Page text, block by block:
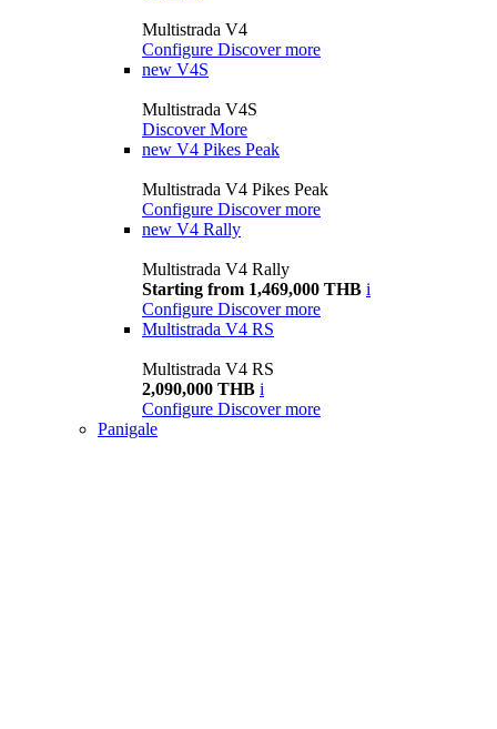
Multistrada V4
Configure Discover more
new V4S
Multistrada V4S
Discover More
new V4 Pikes Peak
Multistrada V4 Pikes Peak
Configure Discover more
new V4 Rally
Multistrada V4 Rally
Starting from 1,469,000 THB i
Configure Discover more
Multistrada V4 RS
Multistrada V4 RS
2,090,000 THB i
Configure Discover more
Panigale